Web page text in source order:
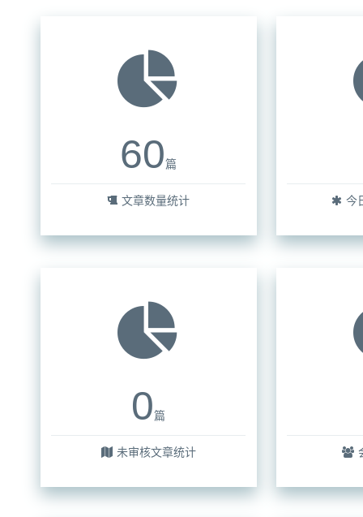
60篇
文章数量统计 今
0篇
未审核文章统计